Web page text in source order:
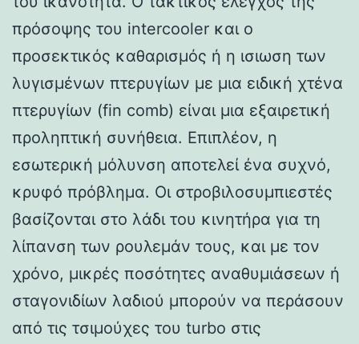
πρόσοψης του intercooler και ο
προσεκτικός καθαρισμός ή η ισιωση των
λυγισμένων πτερυγίων με μια ειδική χτένα
πτερυγίων (fin comb) είναι μια εξαιρετική
προληπτική συνήθεια. Επιπλέον, η
εσωτερική μόλυνση αποτελεί ένα συχνό,
κρυφό πρόβλημα. Οι στροβιλοσυμπιεστές
βασίζονται στο λάδι του κινητήρα για τη
λίπανση των ρουλεμάν τους, και με τον
χρόνο, μικρές ποσότητες αναθυμιάσεων ή
σταγονιδίων λαδιού μπορούν να περάσουν
από τις τσιμούχες του turbo στις